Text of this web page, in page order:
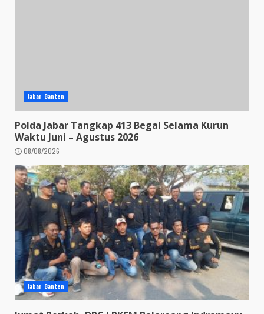
Jabar Banten
Polda Jabar Tangkap 413 Begal Selama Kurun
Waktu Juni – Agustus 2026
08/08/2026
Jabar Banten